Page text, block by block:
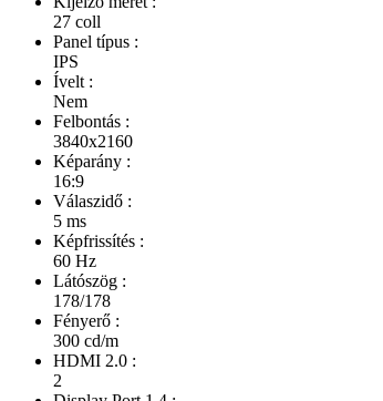
27 coll
Panel típus :
IPS
Ívelt :
Nem
Felbontás :
3840x2160
Képarány :
16:9
Válaszidő :
5 ms
Képfrissítés :
60 Hz
Látószög :
178/178
Fényerő :
300 cd/m
HDMI 2.0 :
2